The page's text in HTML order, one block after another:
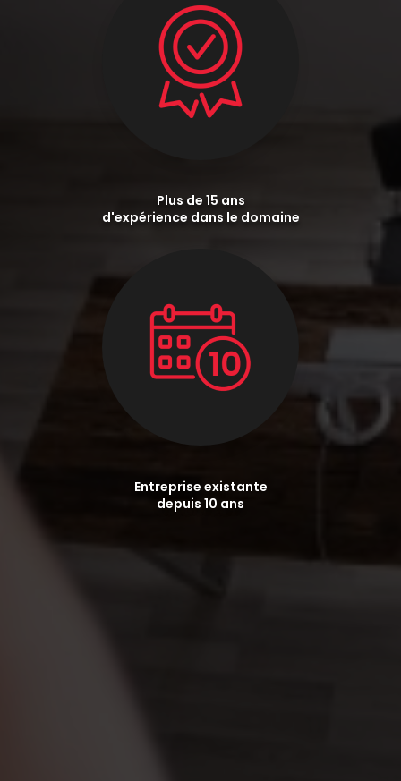
Plus de 15 ans
d'expérience dans le domaine
Entreprise existante
depuis 10 ans